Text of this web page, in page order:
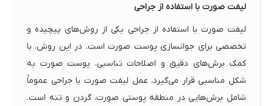
لیفت صورت با استفاده از جراحی
لیفت صورت با استفاده از جراحی یکی از روش‌های پیچیده و
تخصصی برای جوانسازی پوست صورت است. در این روش، با
کمک برش‌های دقیق و اصلاحات تناسبی، پوست صورت به
شکل مناسبی قرار می‌گیرد. عمل لیفت صورت با جراحی عموماً
شامل برش‌هایی در منطقه پوستی صورت، گردن و تنه است.